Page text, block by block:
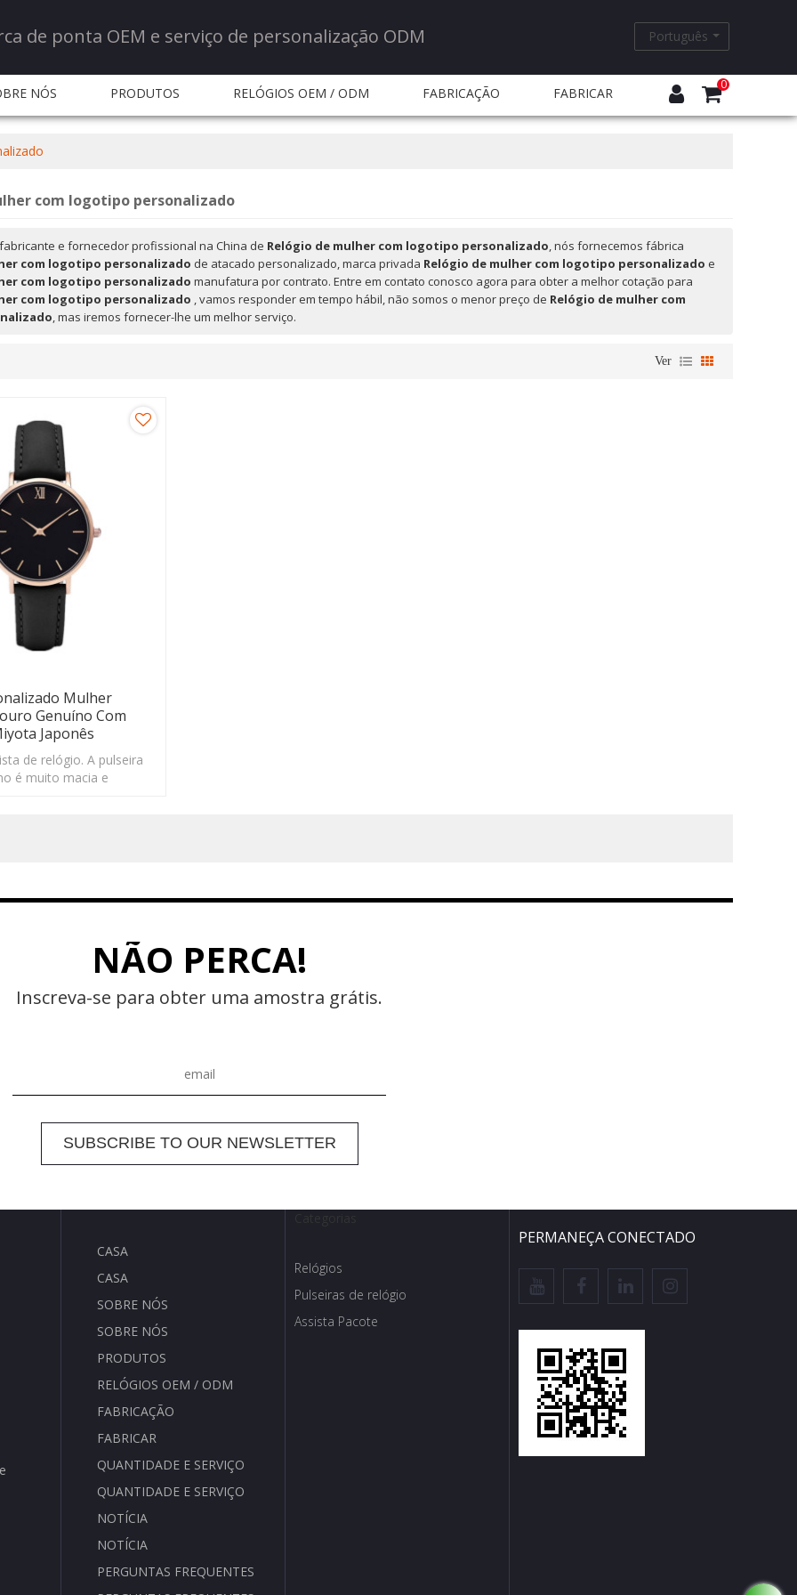
de ponta OEM e serviço de personalização ODM Português
NÓS PRODUTOS RELÓGIOS OEM / ODM FABRICAÇÃO FABRICAR
0
com logotipo personalizado
e fornecedor profissional na China de Relógio de mulher com logotipo personalizado, nós fornecemos fábrica
com logotipo personalizado de atacado personalizado, marca privada Relógio de mulher com logotipo personalizado e
com logotipo personalizado manufatura por contrato. Entre em contato conosco agora para obter a melhor cotação para
com logotipo personalizado , vamos responder em tempo hábil, não somos o menor preço de Relógio de mulher com
, mas iremos fornecer-lhe um melhor serviço.
Ver
Mulher
Genuíno Com
Japonês
de relógio. A pulseira
é muito macia e
NÃO PERCA!
Inscreva-se para obter uma amostra grátis.
CASA
CASA
SOBRE NÓS
SOBRE NÓS
PRODUTOS
RELÓGIOS OEM / ODM
FABRICAÇÃO
FABRICAR
QUANTIDADE E SERVIÇO
QUANTIDADE E SERVIÇO
NOTÍCIA
NOTÍCIA
PERGUNTAS FREQUENTES
Relógios
Pulseiras de relógio
Assista Pacote
PERMANEÇA CONECTADO